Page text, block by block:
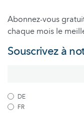
Abonnez-vous
chaque mois le
Souscrivez à
DE
FR